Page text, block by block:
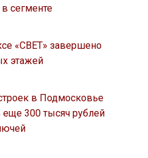
сегменте
«СВЕТ» завершено
этажей
в Подмосковье
еще 300 тысяч рублей